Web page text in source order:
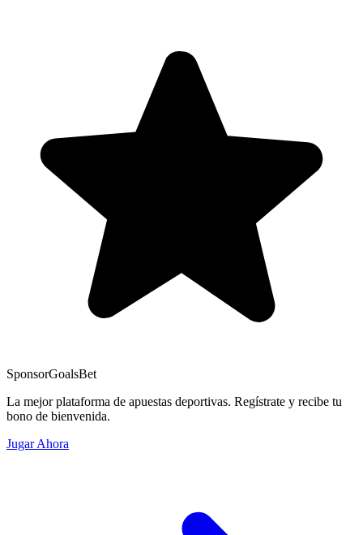
SponsorGoalsBet
La mejor plataforma de apuestas deportivas. Regístrate y recibe tu
bono de bienvenida.
Jugar Ahora